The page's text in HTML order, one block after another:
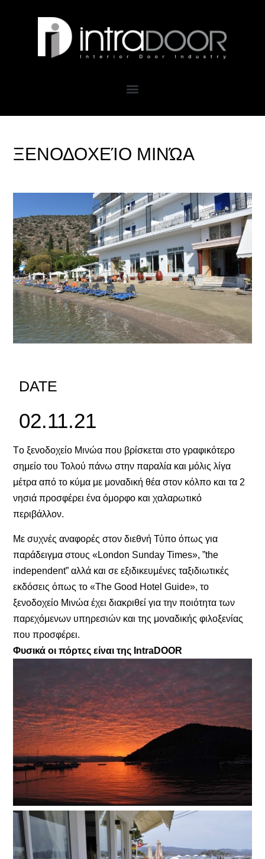
ΞΕΝΟΔΟΧΕΊΟ ΜΙΝΏΑ
DATE
02.11.21
Tο ξενοδοχείο Μινώα που βρίσκεται στο γραφικότερο
σημείο του Τολού πάνω στην παραλία και μόλις λίγα
μέτρα από το κύμα με μοναδική θέα στον κόλπο και τα 2
νησιά προσφέρει ένα όμορφο και χαλαρωτικό
περιβάλλον.
Με συχνές αναφορές στον διεθνή Τύπο όπως για
παράδειγμα στους «London Sunday Times», ”the
independent” αλλά και σε εξιδικευμένες ταξιδιωτικές
εκδόσεις όπως το «The Good Hotel Guide», το
ξενοδοχείο Μινώα έχει διακριθεί για την ποιότητα των
παρεχόμενων υπηρεσιών και της μοναδικής φιλοξενίας
που προσφέρει.
Φυσικά οι πόρτες είναι της IntraDOOR